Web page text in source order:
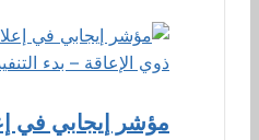
مؤشر إيجابي في